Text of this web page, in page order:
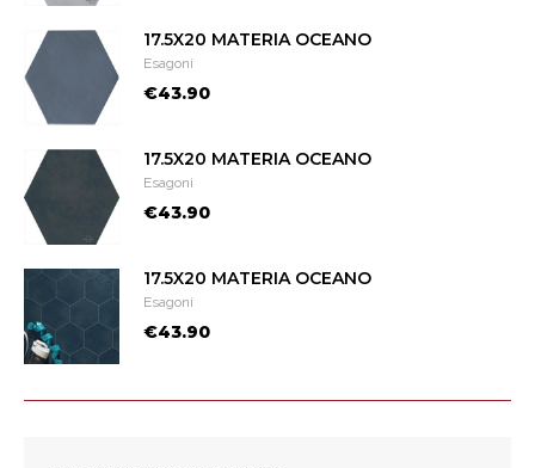
17.5X20 MATERIA OCEANO
Esagoni
€43.90
17.5X20 MATERIA OCEANO
Esagoni
€43.90
17.5X20 MATERIA OCEANO
Esagoni
€43.90